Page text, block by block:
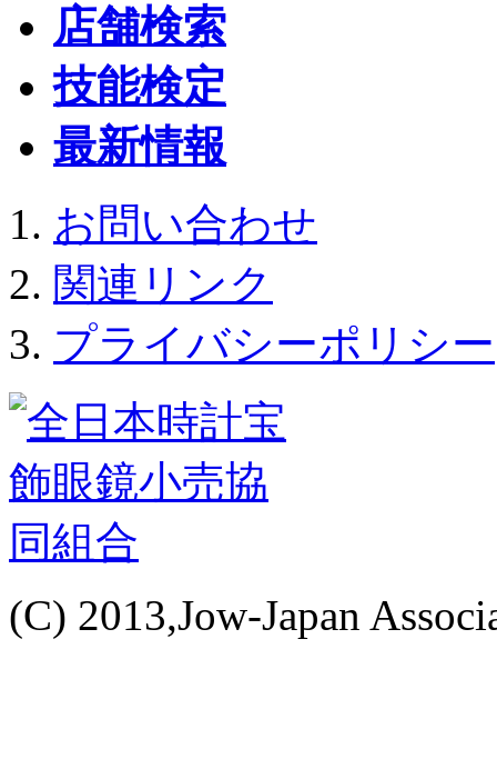
店舗検索
技能検定
最新情報
お問い合わせ
関連リンク
プライバシーポリシー
(C) 2013,Jow-Japan